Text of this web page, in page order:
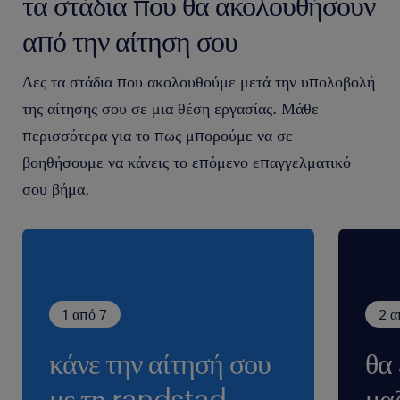
Please note that for transparency and equity
reasons, only those applications made online via
our site will be assessed. After the screening of all
the CVs received, we will only contact the
candidates who meet the requirements of the job to
arrange an interview. All applications are
considered strictly confidential.
#remote #workfromhome
από την αίτηση σου
Δες τα στάδια που ακολουθούμε μετά την υπολοβολή
της αίτησης σου σε μια θέση εργασίας. Μάθε
περισσότερα για το πως μπορούμε να σε
βοηθήσουμε να κάνεις το επόμενο επαγγελματικό
σου βήμα.
1 από 7
κάνε την αίτησή σου
2
θα